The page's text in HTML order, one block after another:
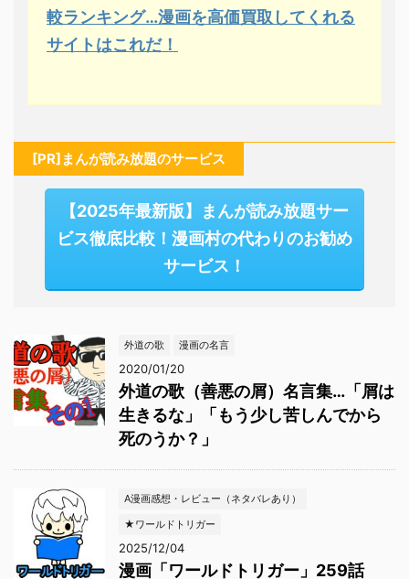
較ランキング…漫画を高価買取してくれる
サイトはこれだ！
[PR]まんが読み放題のサービス
【2025年最新版】まんが読み放題サー
ビス徹底比較！漫画村の代わりのお勧め
サービス！
外道の歌 漫画の名言
2020/01/20
外道の歌（善悪の屑）名言集…「屑は
生きるな」「もう少し苦しんでから
死のうか？」
A漫画感想・レビュー（ネタバレあり）
★ワールドトリガー
2025/12/04
漫画「ワールドトリガー」259話